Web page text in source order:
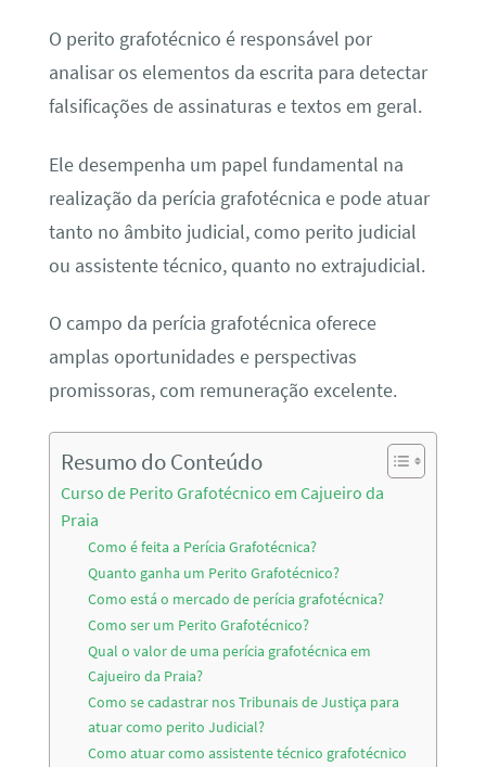
O perito grafotécnico é responsável por
analisar os elementos da escrita para detectar
falsificações de assinaturas e textos em geral.
Ele desempenha um papel fundamental na
realização da perícia grafotécnica e pode atuar
tanto no âmbito judicial, como perito judicial
ou assistente técnico, quanto no extrajudicial.
O campo da perícia grafotécnica oferece
amplas oportunidades e perspectivas
promissoras, com remuneração excelente.
Resumo do Conteúdo
Curso de Perito Grafotécnico em Cajueiro da
Praia
Como é feita a Perícia Grafotécnica?
Quanto ganha um Perito Grafotécnico?
Como está o mercado de perícia grafotécnica?
Como ser um Perito Grafotécnico?
Qual o valor de uma perícia grafotécnica em
Cajueiro da Praia?
Como se cadastrar nos Tribunais de Justiça para
atuar como perito Judicial?
Como atuar como assistente técnico grafotécnico